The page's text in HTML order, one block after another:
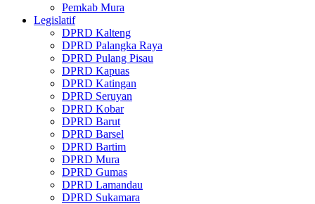
Pemkab Mura
Legislatif
DPRD Kalteng
DPRD Palangka Raya
DPRD Pulang Pisau
DPRD Kapuas
DPRD Katingan
DPRD Seruyan
DPRD Kobar
DPRD Barut
DPRD Barsel
DPRD Bartim
DPRD Mura
DPRD Gumas
DPRD Lamandau
DPRD Sukamara